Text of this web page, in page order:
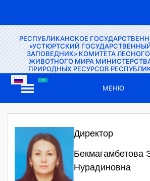
РЕСПУБЛИКАНСКОЕ
«УСТЮРТСКИЙ
ЗАПОВЕДНИК» КОМИТЕТА
ЖИВОТНОГО МИРА
ПРИРОДНЫХ РЕСУРСОВ
МЕНЮ
Директор
Бекмагамбетова
Нурадиновна